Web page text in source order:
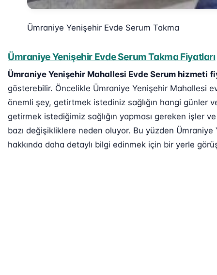
Ümraniye Yenişehir Evde Serum Takma
Ümraniye Yenişehir Evde Serum Takma Fiyatları
Ümraniye Yenişehir Mahallesi Evde Serum hizmeti
gösterebilir. Öncelikle Ümraniye Yenişehir Mahallesi
önemli şey, getirtmek istediniz sağlığın hangi günler
getirmek istediğimiz sağlığın yapması gereken işler
bazı değişikliklere neden oluyor. Bu yüzden
hakkında daha detaylı bilgi edinmek için bir yerle